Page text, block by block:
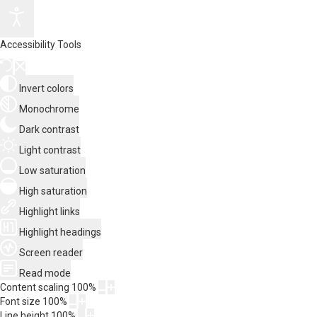
Accessibility Tools
Invert colors
Monochrome
Dark contrast
Light contrast
Low saturation
High saturation
Highlight links
Highlight headings
Screen reader
Read mode
Content scaling 100%
Font size 100%